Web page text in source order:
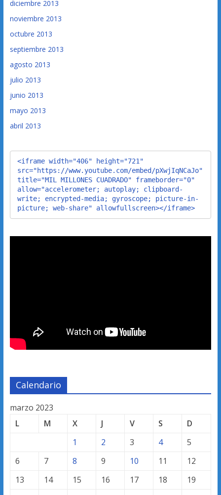
diciembre 2013
noviembre 2013
octubre 2013
septiembre 2013
agosto 2013
julio 2013
junio 2013
mayo 2013
abril 2013
<iframe width="406" height="721"
src="https://www.youtube.com/embed/pXwjIqNCaJo"
title="MIL MILLONES CUADRADO" frameborder="0"
allow="accelerometer; autoplay; clipboard-
write; encrypted-media; gyroscope; picture-in-
picture; web-share" allowfullscreen></iframe>
Calendario
marzo 2023
L
M X J V S
D
1
2 3 4
5
6
7 8 9 10 11
12
13
14 15 16 17 18
19